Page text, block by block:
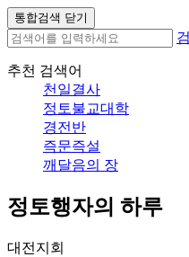
통합검색 닫기
추천 검색어
천일결사
정토불교대학
경전반
즉문즉설
깨달음의 장
정토행자의 하루
대전지회